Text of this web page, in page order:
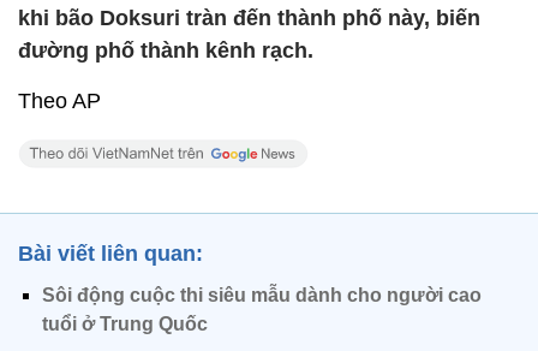
khi bão Doksuri tràn đến thành phố này, biến
đường phố thành kênh rạch.
Theo AP
Bài viết liên quan:
Sôi động cuộc thi siêu mẫu dành cho người cao
tuổi ở Trung Quốc